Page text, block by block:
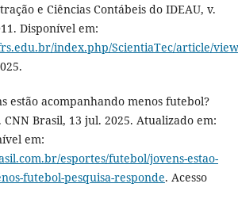
e Ciências Contábeis do IDEAU, v.
Disponível em:
index.php/ScientiaTec/article/
estão acompanhando menos futebol?
CNN Brasil, 13 jul. 2025. Atualizado em:
em:
esportes/futebol/jovens-estao-
futebol-pesquisa-responde. Acesso